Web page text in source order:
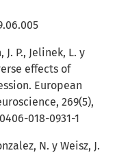
P., Jelinek, L. y
effects of
European
269(5),
018-0931-1
N. y Weisz, J.